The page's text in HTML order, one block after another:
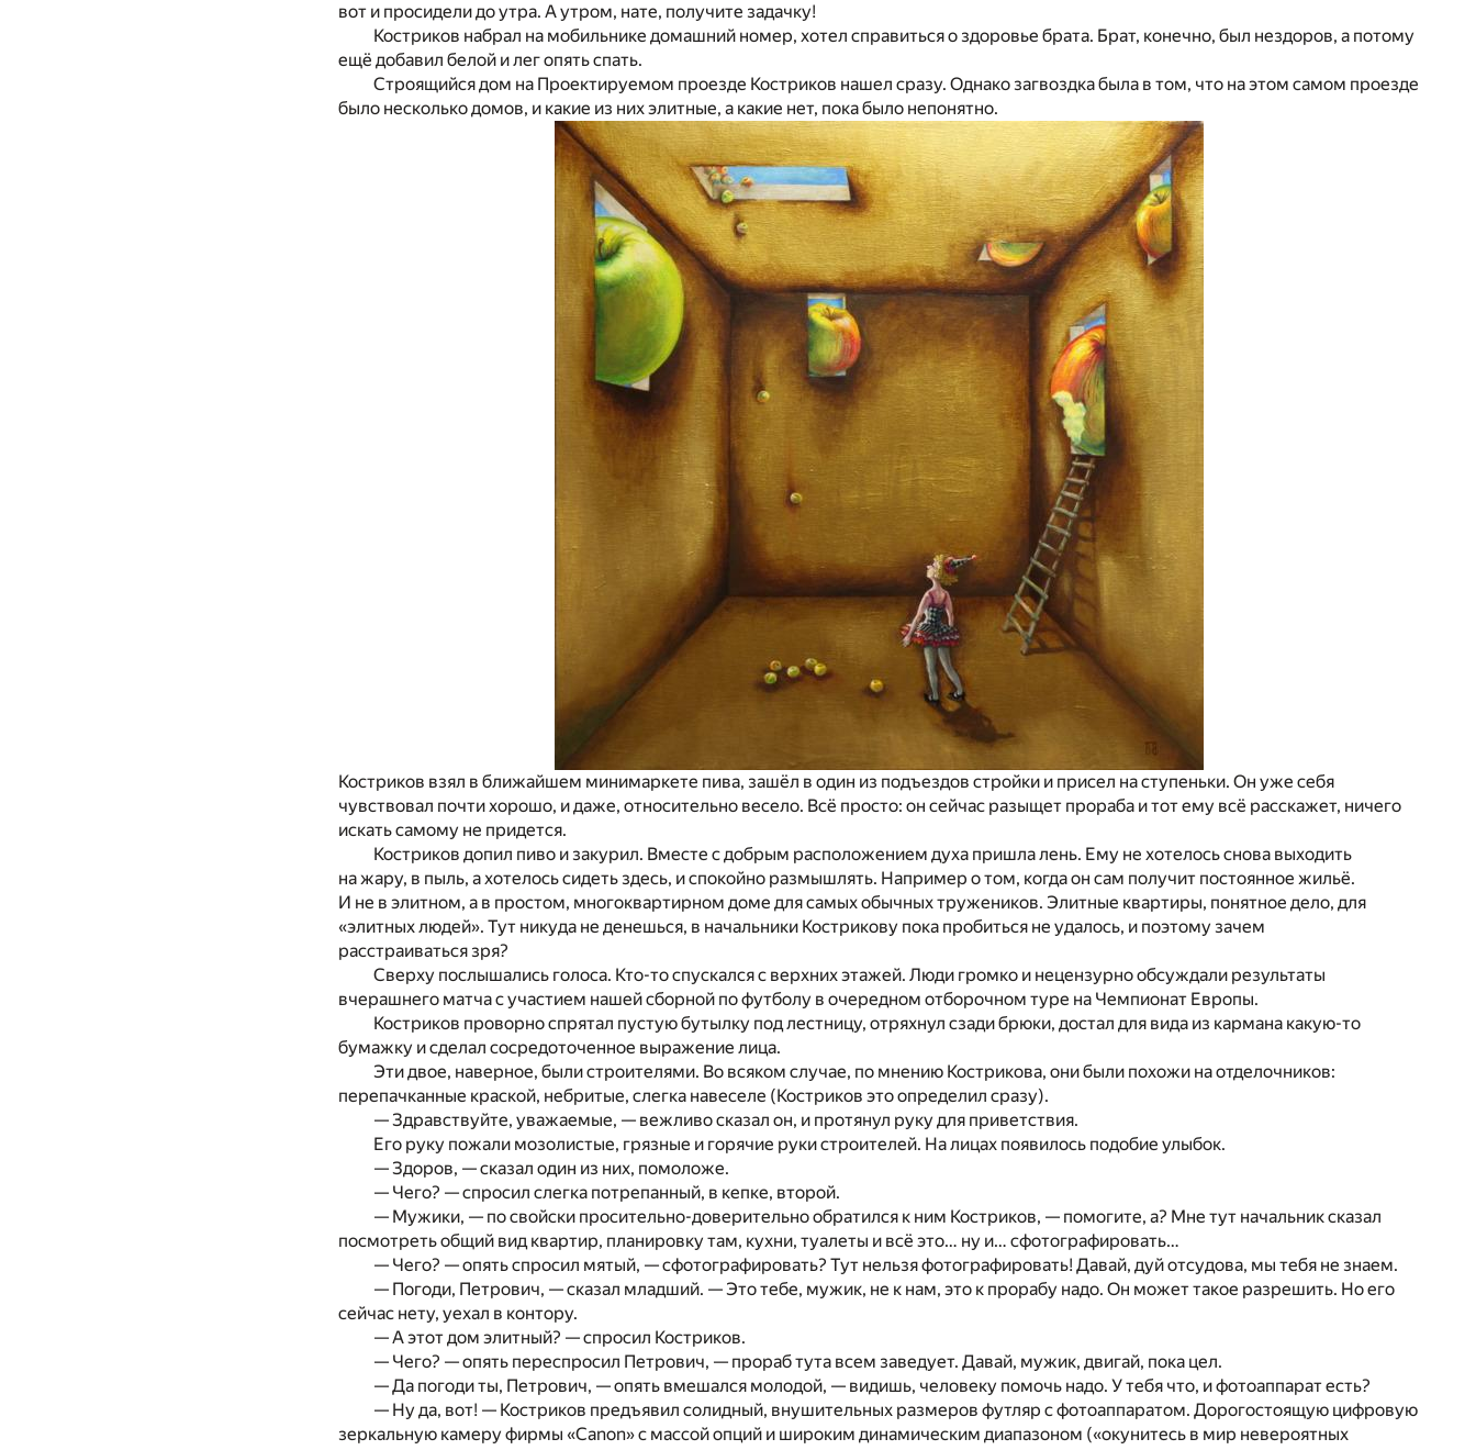
вот и просидели до утра. А утром, нате, получите задачку!
Костриков набрал на мобильнике домашний номер, хотел справиться о здоровье брата. Брат, конечно, был нездоров, а потому
ещё добавил белой и лег опять спать.
Строящийся дом на Проектируемом проезде Костриков нашел сразу. Однако загвоздка была в том, что на этом самом проезде
было несколько домов, и какие из них элитные, а какие нет, пока было непонятно.
Костриков взял в ближайшем минимаркете пива, зашёл в один из подъездов стройки и присел на ступеньки. Он уже себя
чувствовал почти хорошо, и даже, относительно весело. Всё просто: он сейчас разыщет прораба и тот ему всё расскажет, ничего
искать самому не придется.
Костриков допил пиво и закурил. Вместе с добрым расположением духа пришла лень. Ему не хотелось снова выходить
на жару, в пыль, а хотелось сидеть здесь, и спокойно размышлять. Например о том, когда он сам получит постоянное жильё.
И не в элитном, а в простом, многоквартирном доме для самых обычных тружеников. Элитные квартиры, понятное дело, для
«элитных людей». Тут никуда не денешься, в начальники Кострикову пока пробиться не удалось, и поэтому зачем
расстраиваться зря?
Сверху послышались голоса. Кто-то спускался с верхних этажей. Люди громко и нецензурно обсуждали результаты
вчерашнего матча с участием нашей сборной по футболу в очередном отборочном туре на Чемпионат Европы.
Костриков проворно спрятал пустую бутылку под лестницу, отряхнул сзади брюки, достал для вида из кармана какую-то
бумажку и сделал сосредоточенное выражение лица.
Эти двое, наверное, были строителями. Во всяком случае, по мнению Кострикова, они были похожи на отделочников:
перепачканные краской, небритые, слегка навеселе (Костриков это определил сразу).
— Здравствуйте, уважаемые, — вежливо сказал он, и протянул руку для приветствия.
Его руку пожали мозолистые, грязные и горячие руки строителей. На лицах появилось подобие улыбок.
— Здоров, — сказал один из них, помоложе.
— Чего? — спросил слегка потрепанный, в кепке, второй.
— Мужики, — по свойски просительно-доверительно обратился к ним Костриков, — помогите, а? Мне тут начальник сказал
посмотреть общий вид квартир, планировку там, кухни, туалеты и всё это… ну и… сфотографировать…
— Чего? — опять спросил мятый, — сфотографировать? Тут нельзя фотографировать! Давай, дуй отсудова, мы тебя не знаем.
— Погоди, Петрович, — сказал младший. — Это тебе, мужик, не к нам, это к прорабу надо. Он может такое разрешить. Но его
сейчас нету, уехал в контору.
— А этот дом элитный? — спросил Костриков.
— Чего? — опять переспросил Петрович, — прораб тута всем заведует. Давай, мужик, двигай, пока цел.
— Да погоди ты, Петрович, — опять вмешался молодой, — видишь, человеку помочь надо. У тебя что, и фотоаппарат есть?
— Ну да, вот! — Костриков предъявил солидный, внушительных размеров футляр с фотоаппаратом. Дорогостоящую цифровую
зеркальную камеру фирмы «Canon» с массой опций и широким динамическим диапазоном («окунитесь в мир невероятных